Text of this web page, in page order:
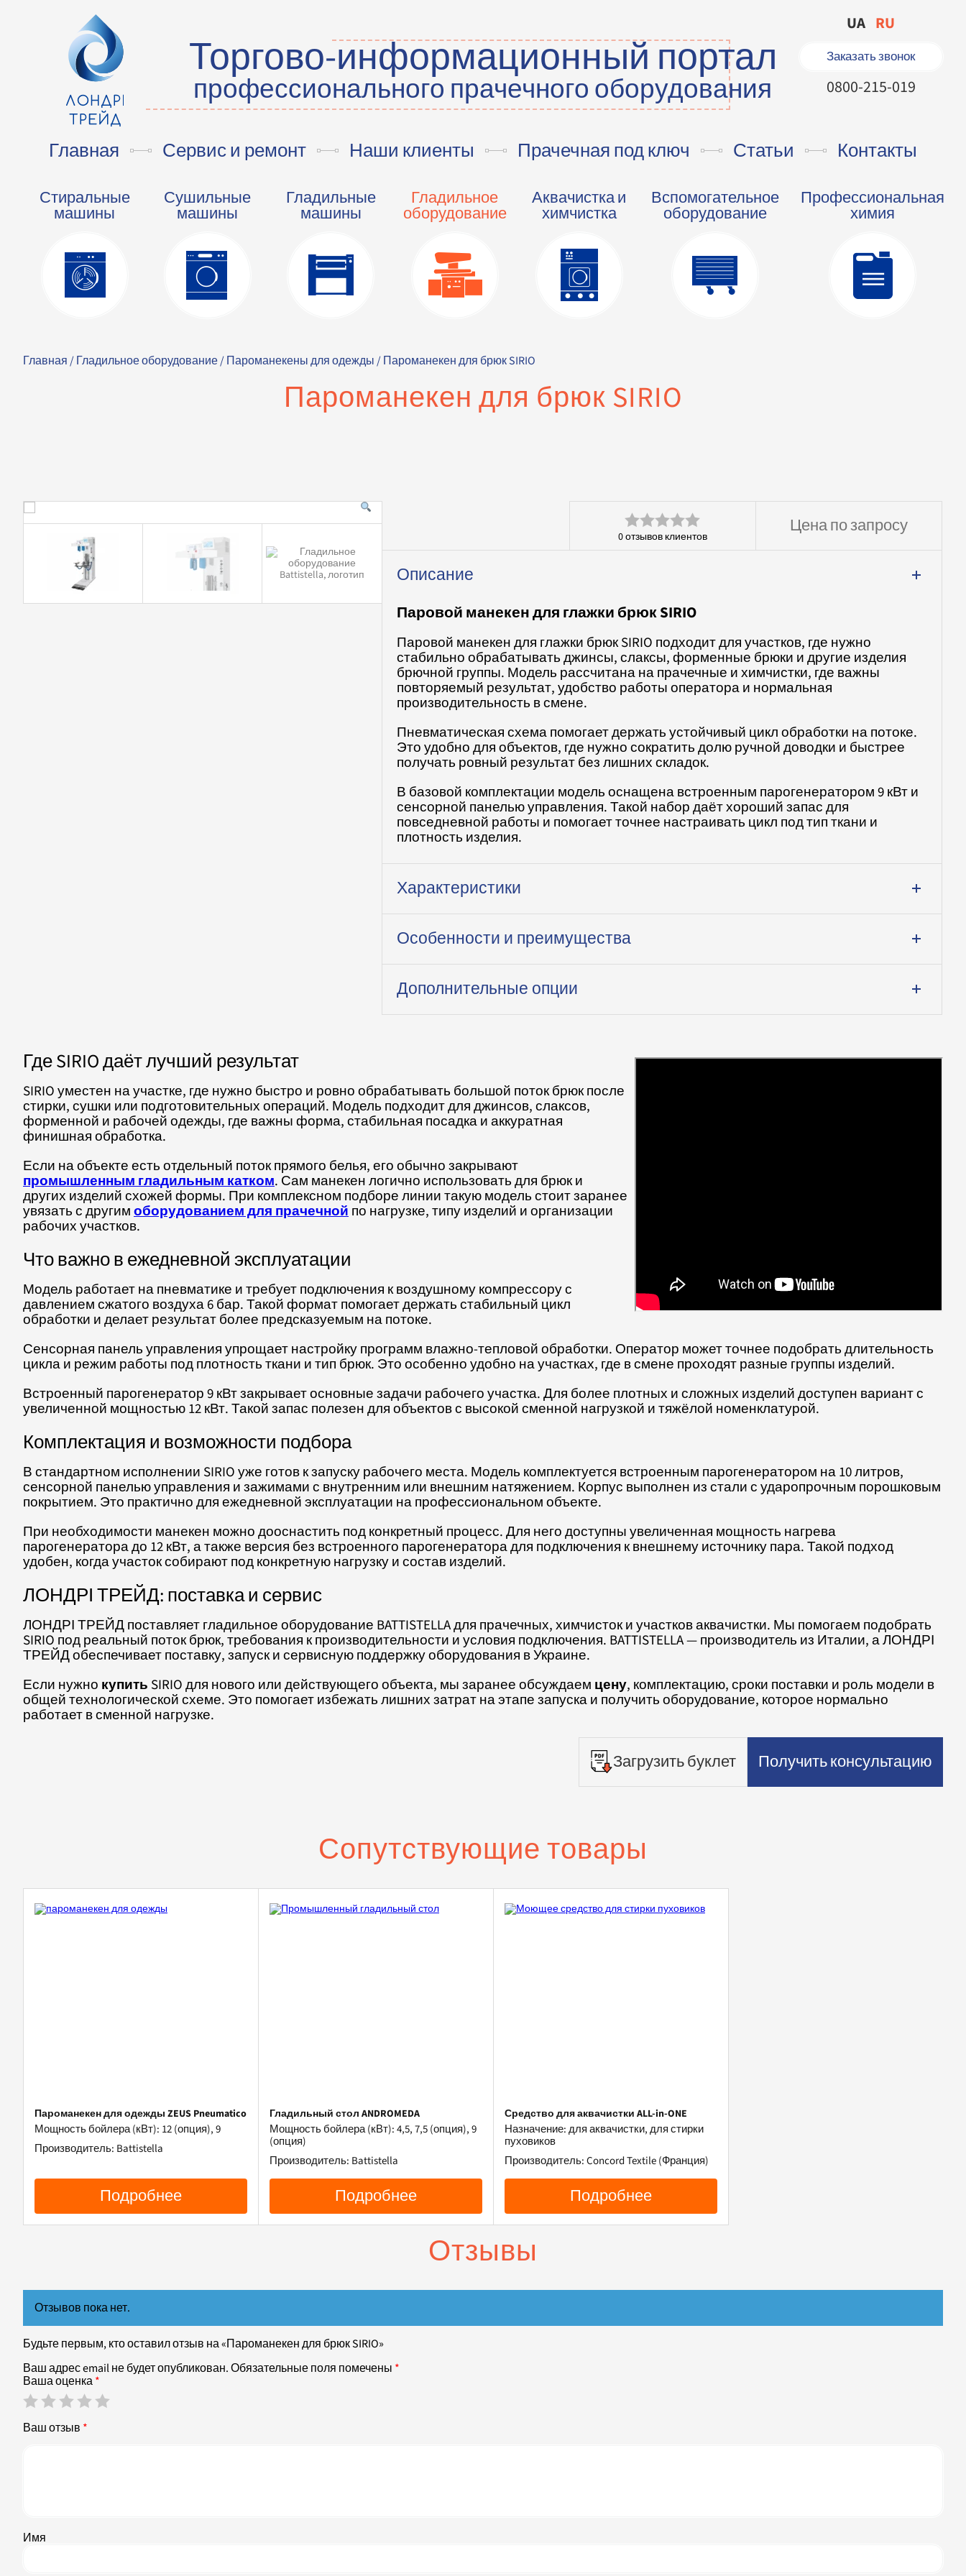
Торгово-информационный портал
профессионального прачечного оборудования
UA RU
Заказать звонок
0800-215-019
Главная Сервис и ремонт Наши клиенты Прачечная под ключ Статьи Контакты
Стиральные
машины
Сушильные
машины
Гладильные
машины
Гладильное
оборудование
Аквачистка и
химчистка
Вспомогательное
оборудование
Профессиональная
химия
Главная/Гладильное оборудование/Пароманекены для одежды/ Пароманекен для брюк SIRIO
Пароманекен для брюк SIRIO
Оценка
5
0отзывов клиентов
Цена по запросу
Описание
Паровой манекен для глажки брюк SIRIO
Паровой манекен для глажки брюк SIRIO подходит для участков, где нужно
стабильно обрабатывать джинсы, слаксы, форменные брюки и другие изделия
брючной группы. Модель рассчитана на прачечные и химчистки, где важны
повторяемый результат, удобство работы оператора и нормальная
производительность в смене.
Пневматическая схема помогает держать устойчивый цикл обработки на потоке.
Это удобно для объектов, где нужно сократить долю ручной доводки и быстрее
получать ровный результат без лишних складок.
В базовой комплектации модель оснащена встроенным парогенератором 9 кВт и
сенсорной панелью управления. Такой набор даёт хороший запас для
повседневной работы и помогает точнее настраивать цикл под тип ткани и
плотность изделия.
Характеристики
Особенности и преимущества
Дополнительные опции
Где SIRIO даёт лучший результат
SIRIO уместен на участке, где нужно быстро и ровно обрабатывать большой поток брюк после
стирки, сушки или подготовительных операций. Модель подходит для джинсов, слаксов,
форменной и рабочей одежды, где важны форма, стабильная посадка и аккуратная
финишная обработка.
Если на объекте есть отдельный поток прямого белья, его обычно закрывают
промышленным гладильным катком. Сам манекен логично использовать для брюк и
других изделий схожей формы. При комплексном подборе линии такую модель стоит заранее
увязать с другимоборудованием для прачечнойпо нагрузке, типу изделий и организации
рабочих участков.
Что важно в ежедневной эксплуатации
Модель работает на пневматике и требует подключения к воздушному компрессору с
давлением сжатого воздуха 6 бар. Такой формат помогает держать стабильный цикл
обработки и делает результат более предсказуемым на потоке.
Сенсорная панель управления упрощает настройку программ влажно-тепловой обработки. Оператор может точнее подобрать длительность
цикла и режим работы под плотность ткани и тип брюк. Это особенно удобно на участках, где в смене проходят разные группы изделий.
Встроенный парогенератор 9 кВт закрывает основные задачи рабочего участка. Для более плотных и сложных изделий доступен вариант с
увеличенной мощностью 12 кВт. Такой запас полезен для объектов с высокой сменной нагрузкой и тяжёлой номенклатурой.
Комплектация и возможности подбора
В стандартном исполнении SIRIO уже готов к запуску рабочего места. Модель комплектуется встроенным парогенератором на 10 литров,
сенсорной панелью управления и зажимами с внутренним или внешним натяжением. Корпус выполнен из стали с ударопрочным порошковым
покрытием. Это практично для ежедневной эксплуатации на профессиональном объекте.
При необходимости манекен можно дооснастить под конкретный процесс. Для него доступны увеличенная мощность нагрева
парогенератора до 12 кВт, а также версия без встроенного парогенератора для подключения к внешнему источнику пара. Такой подход
удобен, когда участок собирают под конкретную нагрузку и состав изделий.
ЛОНДРІ ТРЕЙД: поставка и сервис
ЛОНДРІ ТРЕЙД поставляет гладильное оборудование BATTISTELLA для прачечных, химчисток и участков аквачистки. Мы помогаем подобрать
SIRIO под реальный поток брюк, требования к производительности и условия подключения. BATTISTELLA — производитель из Италии, а ЛОНДРІ
ТРЕЙД обеспечивает поставку, запуск и сервисную поддержку оборудования в Украине.
Если нужно купить SIRIO для нового или действующего объекта, мы заранее обсуждаем цену, комплектацию, сроки поставки и роль модели в
общей технологической схеме. Это помогает избежать лишних затрат на этапе запуска и получить оборудование, которое нормально
работает в сменной нагрузке.
Загрузить буклет Получить консультацию
Сопутствующие товары
Пароманекен для одежды ZEUS Pneumatico
Мощность бойлера (кВт): 12 (опция), 9
Производитель: Battistella
Подробнее
Гладильный стол ANDROMEDA
Мощность бойлера (кВт): 4,5, 7,5 (опция), 9
(опция)
Производитель: Battistella
Подробнее
Средство для аквачистки ALL-in-ONE
Назначение: для аквачистки, для стирки
пуховиков
Производитель: Concord Textile (Франция)
Подробнее
Отзывы
Отзывов пока нет.
Будьте первым, кто оставил отзыв на «Пароманекен для брюк SIRIO»
Ваш адрес email не будет опубликован.Обязательные поля помечены *
Ваша оценка*
Ваш отзыв *
Имя